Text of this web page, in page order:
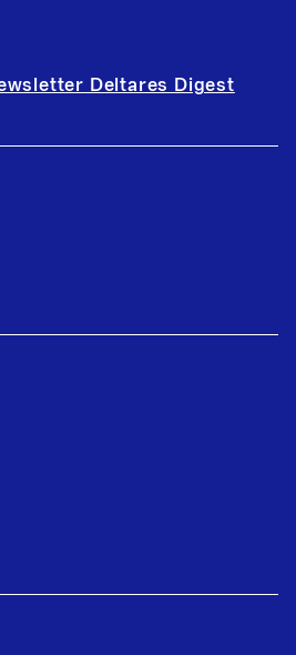
Deltares Digest